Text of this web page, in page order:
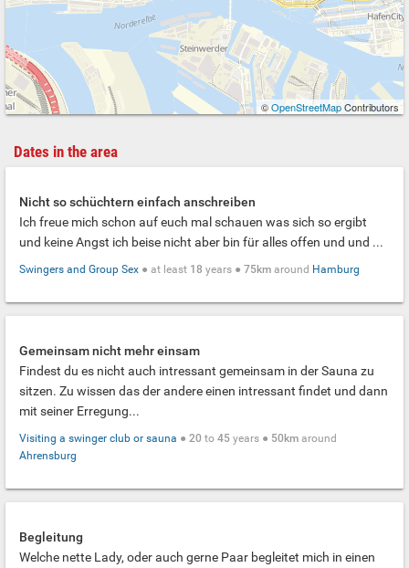
©OpenStreetMapContributors
Dates in the area
Nicht so schüchtern einfach anschreiben
Ich freue mich schon auf euch mal schauen was sich so ergibt
und keine Angst ich beise nicht aber bin für alles offen und und ...
Swingers and Group Sex ● at least 18 years ● 75km around Hamburg
Gemeinsam nicht mehr einsam
Findest du es nicht auch intressant gemeinsam in der Sauna zu
sitzen. Zu wissen das der andere einen intressant findet und dann
mit seiner Erregung...
Visiting a swinger club or sauna ● 20 to 45 years ● 50km around
Ahrensburg
Begleitung
Welche nette Lady, oder auch gerne Paar begleitet mich in einen